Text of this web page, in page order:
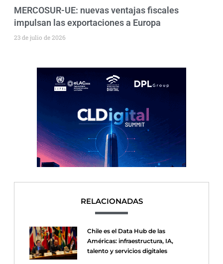
MERCOSUR-UE: nuevas ventajas fiscales
impulsan las exportaciones a Europa
23 de julio de 2026
RELACIONADAS
Chile es el Data Hub de las
Américas: infraestructura, IA,
talento y servicios digitales